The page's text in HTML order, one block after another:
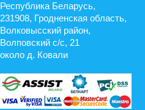
Республика Беларусь,
231908, Гродненская область,
Волковысский район,
Волповский с/с, 21
около д. Ковали